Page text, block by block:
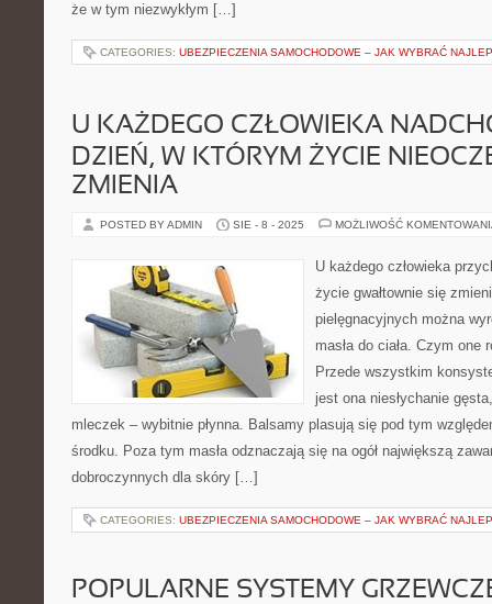
że w tym niezwykłym […]
CATEGORIES: UBEZPIECZENIA SAMOCHODOWE – JAK WYBRAĆ
U KAŻDEGO CZŁOWIEKA
DZIEŃ, W KTÓRYM ŻYCIE
ZMIENIA
POSTED BY ADMIN SIE - 8 - 2025 MOŻLIWOŚĆ
U każdego człowieka
życie gwałtownie się
pielęgnacyjnych można
masła do ciała. Czym
Przede wszystkim
jest ona niesłychanie
mleczek – wybitnie płynna. Balsamy plasują się pod tym
środku. Poza tym masła odznaczają się na ogół największą
dobroczynnych dla skóry […]
CATEGORIES: UBEZPIECZENIA SAMOCHODOWE – JAK WYBRAĆ
POPULARNE SYSTEMY